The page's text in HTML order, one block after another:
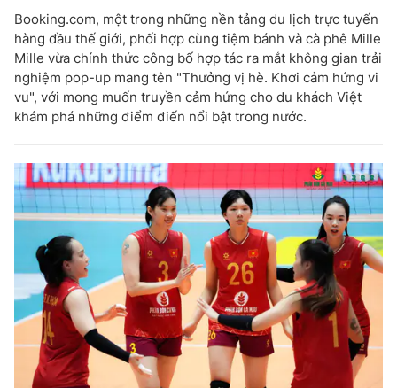
Booking.com, một trong những nền tảng du lịch trực tuyến
hàng đầu thế giới, phối hợp cùng tiệm bánh và cà phê Mille
Mille vừa chính thức công bố hợp tác ra mắt không gian trải
nghiệm pop-up mang tên "Thưởng vị hè. Khơi cảm hứng vi
vu", với mong muốn truyền cảm hứng cho du khách Việt
khám phá những điểm điến nổi bật trong nước.